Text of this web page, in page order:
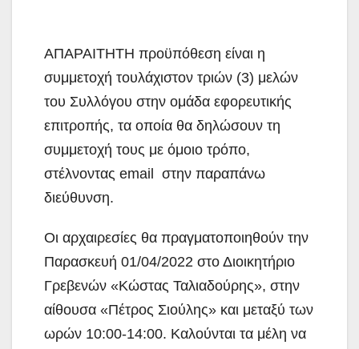
ΑΠΑΡΑΙΤΗΤΗ προϋπόθεση είναι η
συμμετοχή τουλάχιστον τριών (3) μελών
του Συλλόγου στην ομάδα εφορευτικής
επιτροπής, τα οποία θα δηλώσουν τη
συμμετοχή τους με όμοιο τρόπο,
στέλνοντας email στην παραπάνω
διεύθυνση.
Οι αρχαιρεσίες θα πραγματοποιηθούν την
Παρασκευή 01/04/2022 στο Διοικητήριο
Γρεβενών «Κώστας Ταλιαδούρης», στην
αίθουσα «Πέτρος Σιούλης» και μεταξύ των
ωρών 10:00-14:00. Καλούνται τα μέλη να